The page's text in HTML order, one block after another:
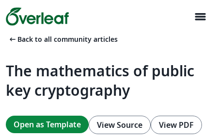
menu
arrow_left_alt Back to all community articles
The mathematics of public
key cryptography
Open as Template View Source View PDF